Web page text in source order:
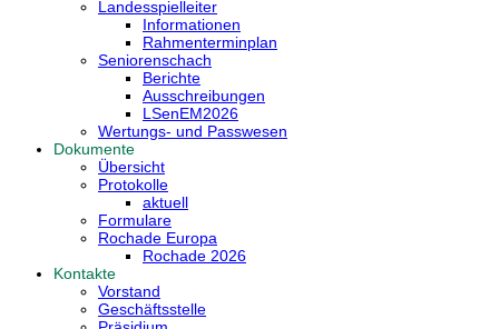
Landesspielleiter
Informationen
Rahmenterminplan
Seniorenschach
Berichte
Ausschreibungen
LSenEM2026
Wertungs- und Passwesen
Dokumente
Übersicht
Protokolle
aktuell
Formulare
Rochade Europa
Rochade 2026
Kontakte
Vorstand
Geschäftsstelle